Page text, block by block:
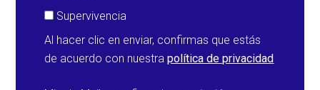
Supervivencia
Al hacer clic en enviar, confirmas que estás
de acuerdo con nuestrapolítica de privacidad